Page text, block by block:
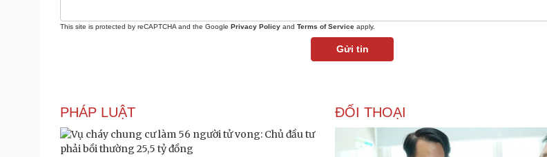
This site is protected by reCAPTCHA and the Google Privacy Policy and Terms of Service apply.
Gửi tin
PHÁP LUẬT ĐỐI THOẠI